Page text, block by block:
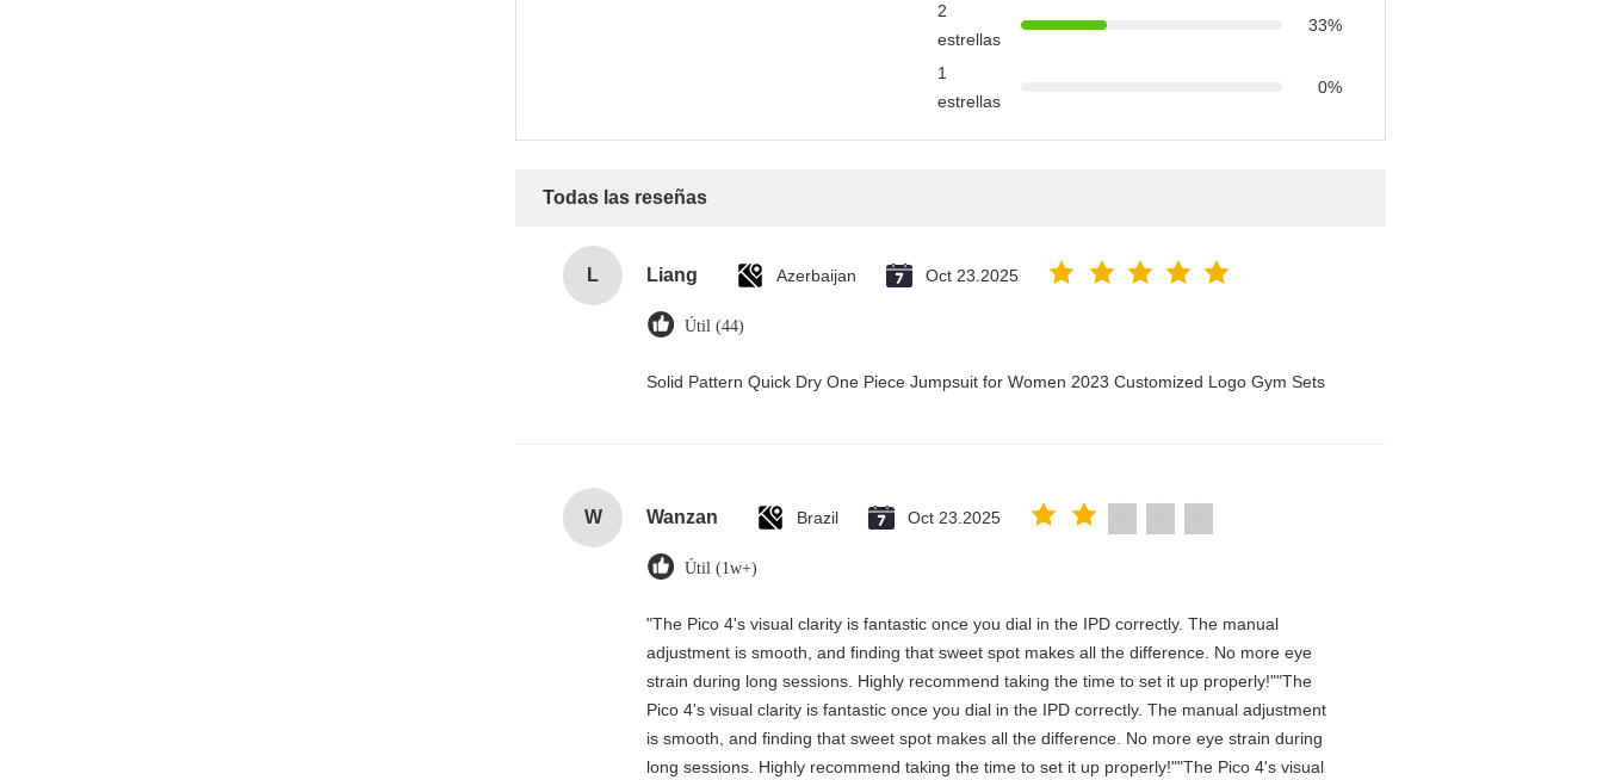
2
estrellas
33%
1
estrellas
0%
Todas las reseñas
L Liang Azerbaijan Oct 23.2025
Útil (44)
Solid Pattern Quick Dry One Piece Jumpsuit for Women 2023 Customized Logo Gym Sets
W Wanzan Brazil Oct 23.2025
Útil (1w+)
"The Pico 4's visual clarity is fantastic once you dial in the IPD correctly. The manual
adjustment is smooth, and finding that sweet spot makes all the difference. No more eye
strain during long sessions. Highly recommend taking the time to set it up properly!""The
Pico 4's visual clarity is fantastic once you dial in the IPD correctly. The manual adjustment
is smooth, and finding that sweet spot makes all the difference. No more eye strain during
long sessions. Highly recommend taking the time to set it up properly!""The Pico 4's visual